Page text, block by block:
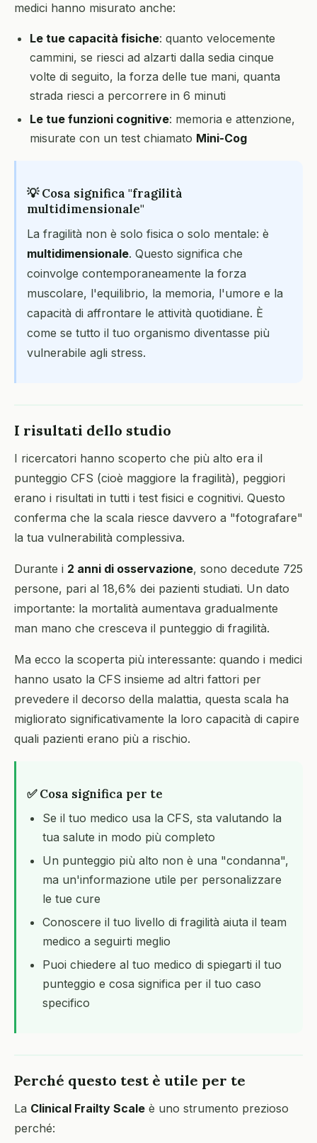
medici hanno misurato anche:
Le tue capacità fisiche: quanto velocemente
cammini, se riesci ad alzarti dalla sedia cinque
volte di seguito, la forza delle tue mani, quanta
strada riesci a percorrere in 6 minuti
Le tue funzioni cognitive: memoria e attenzione,
misurate con un test chiamato Mini-Cog
💡 Cosa significa "fragilità
multidimensionale"
La fragilità non è solo fisica o solo mentale: è
multidimensionale. Questo significa che
coinvolge contemporaneamente la forza
muscolare, l'equilibrio, la memoria, l'umore e la
capacità di affrontare le attività quotidiane. È
come se tutto il tuo organismo diventasse più
vulnerabile agli stress.
I risultati dello studio
I ricercatori hanno scoperto che più alto era il
punteggio CFS (cioè maggiore la fragilità), peggiori
erano i risultati in tutti i test fisici e cognitivi. Questo
conferma che la scala riesce davvero a "fotografare"
la tua vulnerabilità complessiva.
Durante i 2 anni di osservazione, sono decedute 725
persone, pari al 18,6% dei pazienti studiati. Un dato
importante: la mortalità aumentava gradualmente
man mano che cresceva il punteggio di fragilità.
Ma ecco la scoperta più interessante: quando i medici
hanno usato la CFS insieme ad altri fattori per
prevedere il decorso della malattia, questa scala ha
migliorato significativamente la loro capacità di capire
quali pazienti erano più a rischio.
✅ Cosa significa per te
Se il tuo medico usa la CFS, sta valutando la
tua salute in modo più completo
Un punteggio più alto non è una "condanna",
ma un'informazione utile per personalizzare
le tue cure
Conoscere il tuo livello di fragilità aiuta il team
medico a seguirti meglio
Puoi chiedere al tuo medico di spiegarti il tuo
punteggio e cosa significa per il tuo caso
specifico
Perché questo test è utile per te
La Clinical Frailty Scale è uno strumento prezioso
perché: